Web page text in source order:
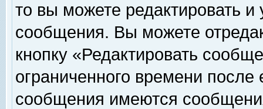
то вы можете редактировать и
сообщения. Вы можете
кнопку «Редактировать
ограниченного времени
сообщения имеются